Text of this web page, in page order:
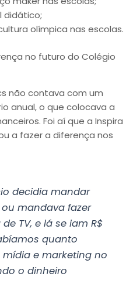
didático;
olímpica nas escolas.
no futuro do Colégio
não contava com um
anual, o que colocava a
Foi aí que a Inspira
a fazer a diferença nos
decidia mandar
mandava fazer
TV, e lá se iam R$
quanto
e marketing no
o dinheiro